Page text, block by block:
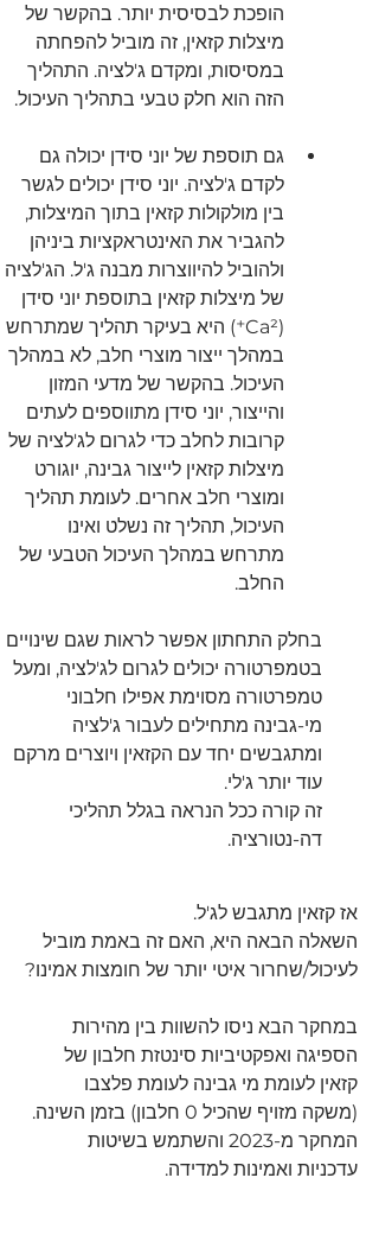
הופכת לבסיסית יותר. בהקשר של
מיצלות קזאין, זה מוביל להפחתה
במסיסות, ומקדם ג'לציה. התהליך
הזה הוא חלק טבעי בתהליך העיכול.
גם תוספת של יוני סידן יכולה גם
לקדם ג'לציה. יוני סידן יכולים לגשר
בין מולקולות קזאין בתוך המיצלות,
להגביר את האינטראקציות ביניהן
ולהוביל להיווצרות מבנה ג'ל. הג'לציה
של מיצלות קזאין בתוספת יוני סידן
(Ca²⁺) היא בעיקר תהליך שמתרחש
במהלך ייצור מוצרי חלב, לא במהלך
העיכול. בהקשר של מדעי המזון
והייצור, יוני סידן מתווספים לעתים
קרובות לחלב כדי לגרום לג'לציה של
מיצלות קזאין לייצור גבינה, יוגורט
ומוצרי חלב אחרים. לעומת תהליך
העיכול, תהליך זה נשלט ואינו
מתרחש במהלך העיכול הטבעי של
החלב.
בחלק התחתון אפשר לראות שגם שינויים
בטמפרטורה יכולים לגרום לג'לציה, ומעל
טמפרטורה מסוימת אפילו חלבוני
מי-גבינה מתחילים לעבור ג'לציה
ומתגבשים יחד עם הקזאין ויוצרים מרקם
עוד יותר ג'לי.
זה קורה ככל הנראה בגלל תהליכי
דה-נטורציה.
אז קזאין מתגבש לג'ל.
השאלה הבאה היא, האם זה באמת מוביל
לעיכול/שחרור איטי יותר של חומצות אמינו?
במחקר הבא ניסו להשוות בין מהירות
הספיגה ואפקטיביות סינטזת חלבון של
קזאין לעומת מי גבינה לעומת פלצבו
(משקה מזויף שהכיל 0 חלבון) בזמן השינה.
המחקר מ-2023 והשתמש בשיטות
עדכניות ואמינות למדידה.